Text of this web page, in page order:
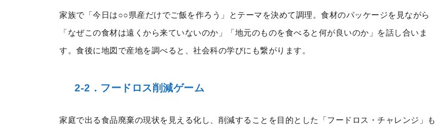
家族で「今日は○○県産だけでご飯を作ろう」とテーマを決めて調理。食材のパッケージを見ながら
「なぜこの食材は遠くから来ていないのか」「地元のものを食べると何が良いのか」を話し合いま
す。食後に地図で産地を調べると、社会科の学びにも繋がります。
2-2．フードロス削減ゲーム
家庭で出る食品廃棄の現状を見える化し、削減することを目的とした「フードロス・チャレンジ」も